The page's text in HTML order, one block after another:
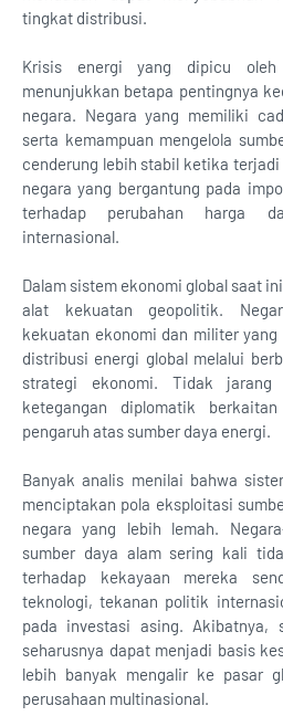
tingkat distribusi.
Krisis energi yang dipicu
menunjukkan betapa pentingnya
negara. Negara yang memiliki
serta kemampuan mengelola
cenderung lebih stabil ketika
negara yang bergantung pada
terhadap perubahan harga
internasional.
Dalam sistem ekonomi global saat
alat kekuatan geopolitik.
kekuatan ekonomi dan militer
distribusi energi global melalui
strategi ekonomi. Tidak
ketegangan diplomatik
pengaruh atas sumber daya energi.
Banyak analis menilai bahwa
menciptakan pola eksploitasi
negara yang lebih lemah.
sumber daya alam sering kali
terhadap kekayaan mereka
teknologi, tekanan politik
pada investasi asing. Akibatnya,
seharusnya dapat menjadi basis
lebih banyak mengalir ke pasar
perusahaan multinasional.